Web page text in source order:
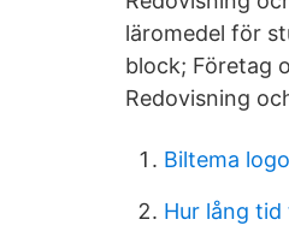
läromedel för
block; Företag
Redovisning
Biltema logo
Hur lång